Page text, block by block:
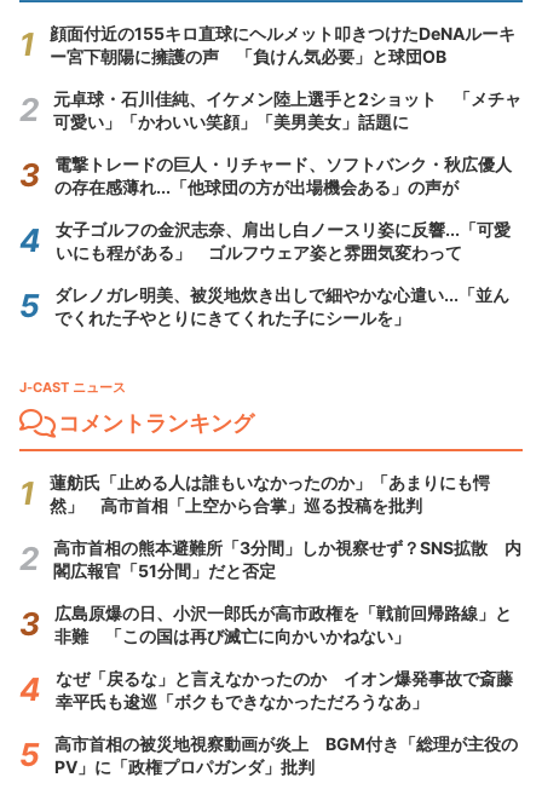
顔面付近の155キロ直球にヘルメット叩きつけたDeNAルーキ
ー宮下朝陽に擁護の声 「負けん気必要」と球団OB
元卓球・石川佳純、イケメン陸上選手と2ショット 「メチャ
可愛い」「かわいい笑顔」「美男美女」話題に
電撃トレードの巨人・リチャード、ソフトバンク・秋広優人
の存在感薄れ...「他球団の方が出場機会ある」の声が
女子ゴルフの金沢志奈、肩出し白ノースリ姿に反響...「可愛
いにも程がある」 ゴルフウェア姿と雰囲気変わって
ダレノガレ明美、被災地炊き出しで細やかな心遣い...「並ん
でくれた子やとりにきてくれた子にシールを」
J-CAST ニュース
コメントランキング
蓮舫氏「止める人は誰もいなかったのか」「あまりにも愕
然」 高市首相「上空から合掌」巡る投稿を批判
高市首相の熊本避難所「3分間」しか視察せず？SNS拡散 内
閣広報官「51分間」だと否定
広島原爆の日、小沢一郎氏が高市政権を「戦前回帰路線」と
非難 「この国は再び滅亡に向かいかねない」
なぜ「戻るな」と言えなかったのか イオン爆発事故で斎藤
幸平氏も逡巡「ボクもできなかっただろうなあ」
高市首相の被災地視察動画が炎上 BGM付き「総理が主役の
PV」に「政権プロパガンダ」批判